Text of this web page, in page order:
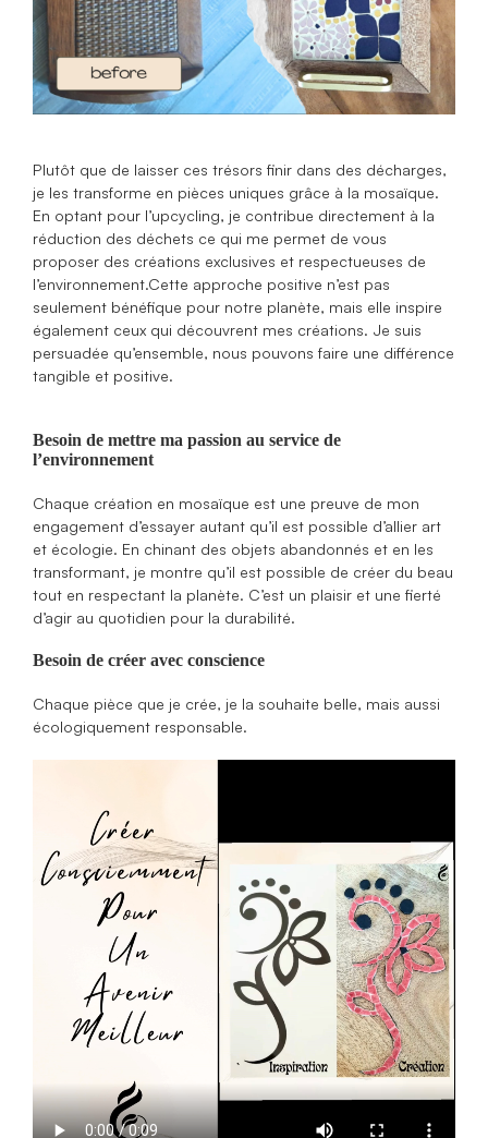
Plutôt que de laisser ces trésors finir dans des décharges,
je les transforme en pièces uniques grâce à la mosaïque.
En optant pour l’upcycling, je contribue directement à la
réduction des déchets ce qui me permet de vous
proposer des créations exclusives et respectueuses de
l’environnement.Cette approche positive n’est pas
seulement bénéfique pour notre planète, mais elle inspire
également ceux qui découvrent mes créations. Je suis
persuadée qu’ensemble, nous pouvons faire une différence
tangible et positive.
Besoin de mettre ma passion au service de
l’environnement
Chaque création en mosaïque est une preuve de mon
engagement d’essayer autant qu’il est possible d’allier art
et écologie. En chinant des objets abandonnés et en les
transformant, je montre qu’il est possible de créer du beau
tout en respectant la planète. C’est un plaisir et une fierté
d’agir au quotidien pour la durabilité.
Besoin de créer avec conscience
Chaque pièce que je crée, je la souhaite belle, mais aussi
écologiquement responsable.